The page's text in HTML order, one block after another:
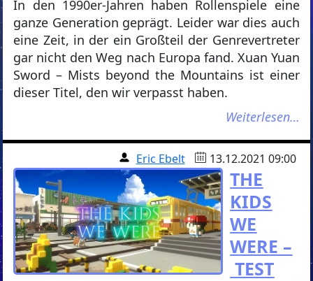
In den 1990er-Jahren haben Rollenspiele eine
ganze Generation geprägt. Leider war dies auch
eine Zeit, in der ein Großteil der Genrevertreter
gar nicht den Weg nach Europa fand. Xuan Yuan
Sword – Mists beyond the Mountains ist einer
dieser Titel, den wir verpasst haben.
Weiterlesen…
Eric Ebelt 13.12.2021 09:00
THE
KIDS
WE
WERE –
TEST